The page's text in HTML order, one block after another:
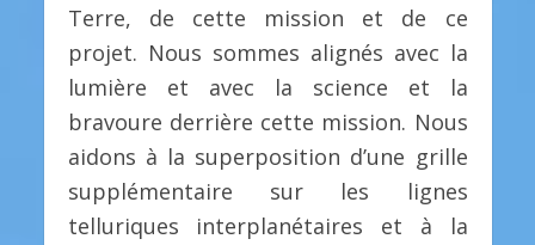
Terre, de cette mission et de ce
projet. Nous sommes alignés avec la
lumière et avec la science et la
bravoure derrière cette mission. Nous
aidons à la superposition d’une grille
supplémentaire sur les lignes
telluriques interplanétaires et à la